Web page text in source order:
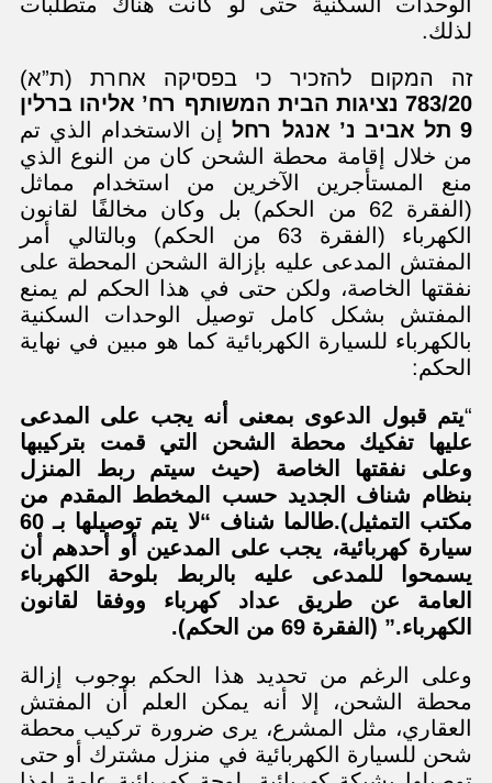
لذلك.
זה המקום להזכיר כי בפסיקה אחרת (ת”א)
783/20 נציגות הבית המשותף רח’ אליהו ברלין
9 תל אביב נ’ אנגל רחל
إن الاستخدام الذي تم
من خلال إقامة محطة الشحن كان من النوع الذي
منع المستأجرين الآخرين من استخدام مماثل
(الفقرة 62 من الحكم) بل وكان مخالفًا لقانون
الكهرباء (الفقرة 63 من الحكم) وبالتالي أمر
المفتش المدعى عليه بإزالة الشحن المحطة على
نفقتها الخاصة، ولكن حتى في هذا الحكم لم يمنع
المفتش بشكل كامل توصيل الوحدات السكنية
بالكهرباء للسيارة الكهربائية كما هو مبين في نهاية
الحكم:
“يتم قبول الدعوى بمعنى أنه يجب على المدعى
عليها تفكيك محطة الشحن التي قمت بتركيبها
وعلى نفقتها الخاصة (حيث سيتم ربط المنزل
بنظام شناف الجديد حسب المخطط المقدم من
مكتب التمثيل).طالما شناف “لا يتم توصيلها بـ 60
سيارة كهربائية، يجب على المدعين أو أحدهم أن
يسمحوا للمدعى عليه بالربط بلوحة الكهرباء
العامة عن طريق عداد كهرباء ووفقا لقانون
الكهرباء.” (الفقرة 69 من الحكم).
وعلى الرغم من تحديد هذا الحكم بوجوب إزالة
محطة الشحن، إلا أنه يمكن العلم أن المفتش
العقاري، مثل المشرع، يرى ضرورة تركيب محطة
شحن للسيارة الكهربائية في منزل مشترك أو حتى